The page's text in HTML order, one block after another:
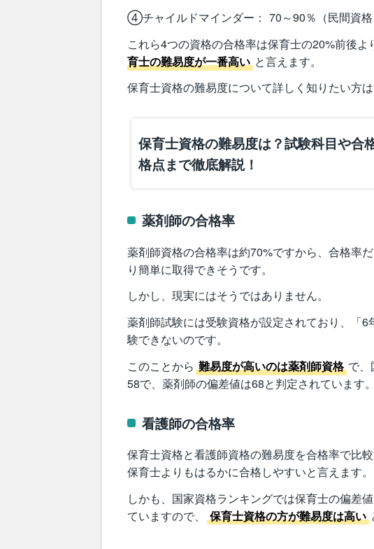
④チャイルドマインダー： 70～90％（民間資格
これら4つの資格の合格率は保育士の20%前後よ
育士の難易度が一番高い と言えます。
保育士資格の難易度について詳しく知りたい方
保育士資格の難易度は？試験科目や合
格点まで徹底解説！
薬剤師の合格率
薬剤師資格の合格率は約70%ですから、合格率
り簡単に取得できそうです。
しかし、現実にはそうではありません。
薬剤師試験には受験資格が設定されており、「
験できないのです。
このことから 難易度が高いのは薬剤師資格 で
58で、薬剤師の偏差値は68と判定されています。
看護師の合格率
保育士資格と看護師資格の難易度を合格率で比
保育士よりもはるかに合格しやすいと言えます。
しかも、国家資格ランキングでは保育士の偏差
ていますので、
保育士資格の方が難易度は高い